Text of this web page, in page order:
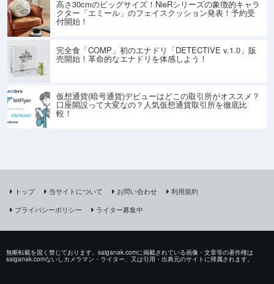
高さ30cmのビッグサイズ！NieRシリーズの象徴的キャラ
クター「エミール」のフェイスクッション発表！予約受
付開始！
完全食「COMP」初のエナドリ「DETECTIVE v.1.0」販
売開始！革命的なエナドリを体感しよう！
仮想通貨(暗号通貨)デビューはどこの取引所がオススメ？
口座開設って大変なの？人気仮想通貨取引所を徹底比
較！
トップ 当サイトについて お問い合わせ
利用規約
プライバシーポリシー
ライター募集中
無断転載を固く禁じております。saiganak.comに掲載されている画像・文章等の著作権は
saiganak.comないしカメラマン・ライター、又は引用・出典元のサイトに帰属されます。